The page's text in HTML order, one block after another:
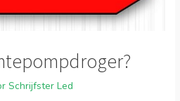
Schrijfster Led